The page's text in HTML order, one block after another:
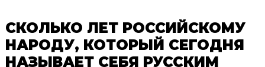
СКОЛЬКО ЛЕТ РОССИЙСКОМУ
НАРОДУ, КОТОРЫЙ СЕГОДНЯ
НАЗЫВАЕТ СЕБЯ РУССКИМ